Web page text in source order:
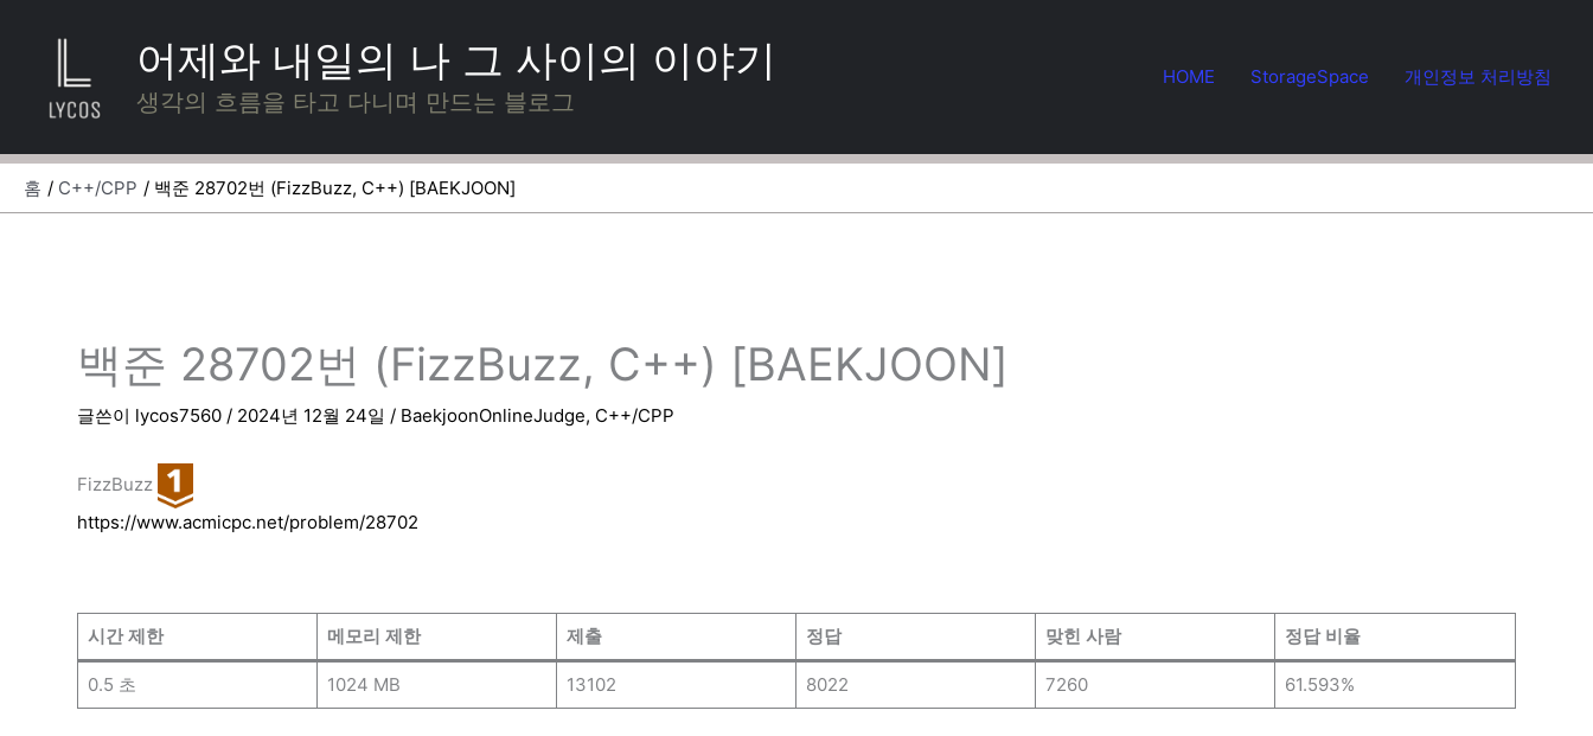
너
기
어제와 내일의 나 그 사이의 이야기
생각의 흐름을 타고 다니며 만드는 블로그
HOME StorageSpace 개인정보 처리방침
홈 C++/CPP 백준 28702번 (FizzBuzz, C++) [BAEKJOON]
백준 28702번 (FizzBuzz, C++) [BAEKJOON]
글쓴이 lycos7560 / 2024년 12월 24일 / BaekjoonOnlineJudge, C++/CPP
FizzBuzz
https://www.acmicpc.net/problem/28702
시간 제한 메모리 제한 제출 정답 맞힌 사람 정답 비율
0.5 초 1024 MB 13102 8022 7260 61.593%